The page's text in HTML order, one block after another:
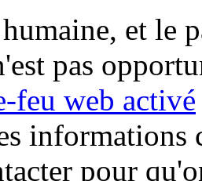
et le
pas
feu web activé
informations
pour